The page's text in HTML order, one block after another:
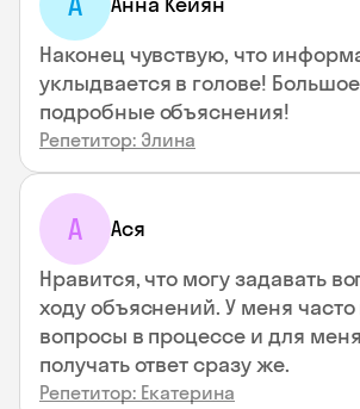
Наконец чувствую, что
уклыдвается в голове!
подробные объяснения!
Репетитор: Элина
А Ася
Нравится, что могу задавать
ходу объяснений. У меня
вопросы в процессе и для
получать ответ сразу же.
Репетитор: Екатерина